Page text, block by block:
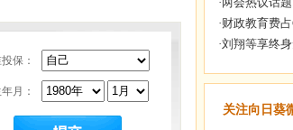
保：
月：
关注向日葵